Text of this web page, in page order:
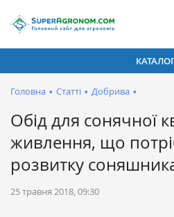
Головна • Статті • Добрива •
Обід для сонячної
живлення, що
розвитку
25 травня 2018, 09:30